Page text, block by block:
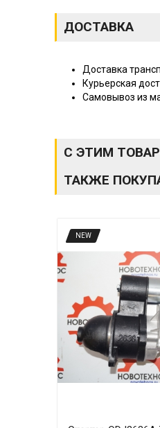
ДОСТАВКА
Доставка
Курьерская
Самовывоз из
С ЭТИМ
ТАКЖЕ
NEW